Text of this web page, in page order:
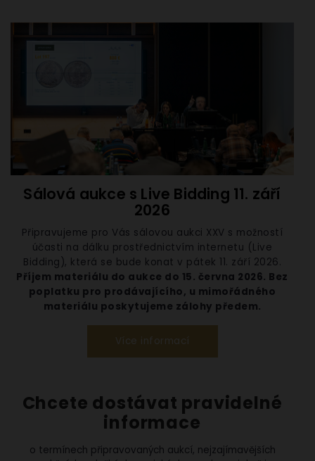
Sálová aukce s Live Bidding 11. září
2026
Připravujeme pro Vás sálovou aukci XXV s možností
účasti na dálku prostřednictvím internetu (Live
Bidding), která se bude konat v pátek 11. září 2026.
Příjem materiálu do aukce do 15. června 2026. Bez
poplatku pro prodávajícího, u mimořádného
materiálu poskytujeme zálohy předem.
Více informací
Chcete dostávat pravidelné
informace
o termínech připravovaných aukcí, nejzajímavějších